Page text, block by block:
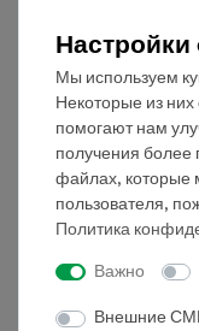
Контактное лицо
Декларация о
Настройки
Мы используем
Некоторые из них
помогают нам
получения
файлах, которые
пользователя,
Политика
Важно
Внешние